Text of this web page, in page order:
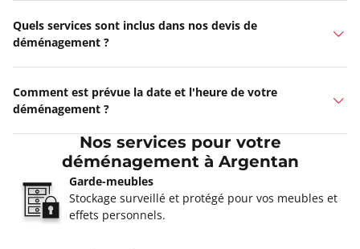
Quels services sont inclus dans nos devis de
déménagement ?
Comment est prévue la date et l'heure de votre
déménagement ?
Nos services pour votre
déménagement à Argentan
Garde-meubles
Stockage surveillé et protégé pour vos meubles et
effets personnels.